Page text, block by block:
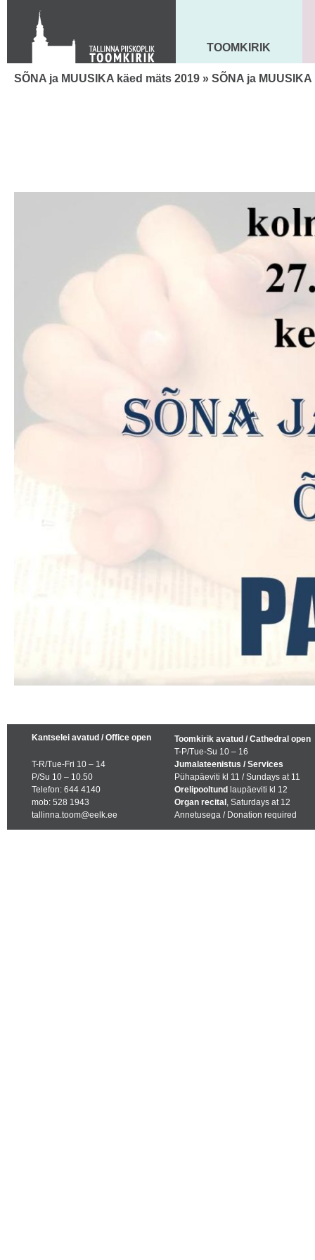
Toom-Kooli 6, 10130 TALLINN
tallinna.toom
+372 644 4140
MAARJA KIRIK
TOOMKIRIK
SÕNA ja MUUSIKA käed mäts 2019 » SÕNA ja
Kantselei avatud / Office open
T-R/Tue-Fri 10 – 14
P/Su 10 – 10.50
Telefon: 644 4140
mob: 528 1943
tallinna.toom@eelk.ee
Toomkirik avatud / Cathedral open
T-P/Tue-Su 10 – 16
Jumalateenistus / Services
Pühapäeviti kl 11 / Sundays at 11
Orelipooltund laupäeviti kl 12
Organ recital , Saturdays at 12
Annetusega / Donation required